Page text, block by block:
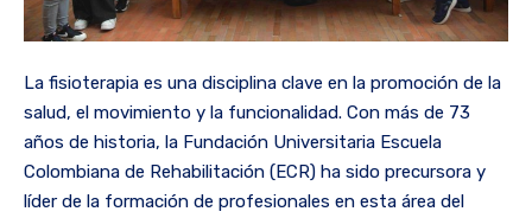
La fisioterapia es una disciplina clave en la promoción de la
salud, el movimiento y la funcionalidad. Con más de 73
años de historia, la Fundación Universitaria Escuela
Colombiana de Rehabilitación (ECR) ha sido precursora y
líder de la formación de profesionales en esta área del